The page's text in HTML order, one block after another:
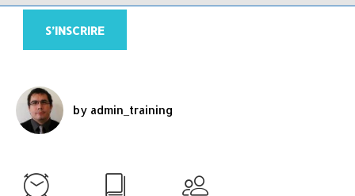
S’INSCRIRE
by admin_training